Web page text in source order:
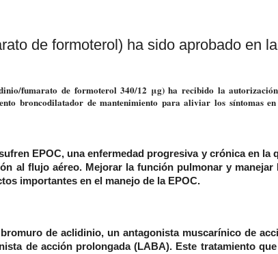
de formoterol) ha sido aprobado en la
fumarato de formoterol 340/12 μg) ha recibido la
broncodilatador de mantenimiento para aliviar los síntomas
EPOC, una enfermedad progresiva y crónica en la
al flujo aéreo. Mejorar la función pulmonar y manejar
importantes en el manejo de la EPOC.
de aclidinio, un antagonista muscarínico de
de acción prolongada (LABA). Este tratamiento